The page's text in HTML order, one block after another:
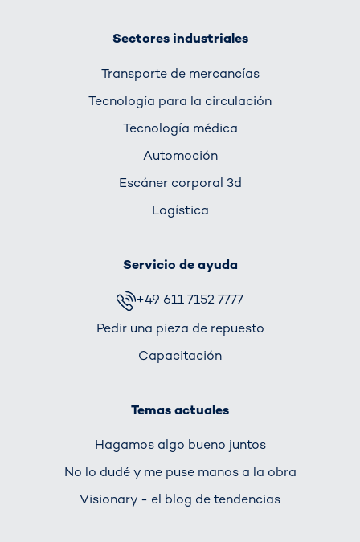
Sectores industriales
Transporte de mercancías
Tecnología para la circulación
Tecnología médica
Automoción
Escáner corporal 3d
Logística
Servicio de ayuda
+49 611 7152 7777
Pedir una pieza de repuesto
Capacitación
Temas actuales
Hagamos algo bueno juntos
No lo dudé y me puse manos a la obra
Visionary - el blog de tendencias